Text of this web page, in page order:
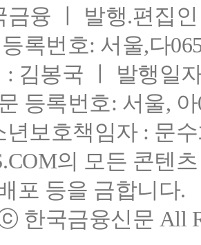
융 ㅣ 발행.편집
록번호: 서울,다
: 김봉국 ㅣ 발행일
등록번호: 서울,
년보호책임자 : 문
의 모든 콘텐
포 등을 금합니다.
한국금융신문 All